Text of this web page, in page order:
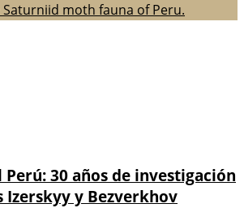
30 años de investigación
Izerskyy y Bezverkhov